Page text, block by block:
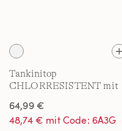
Tankinitop
CHLORRESISTENT mit
in F-Cup
64,99 €
48,74 € mit Code: 6A3G